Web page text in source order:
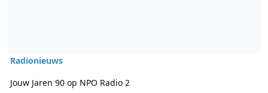
Radionieuws
Jouw Jaren 90 op NPO Radio 2